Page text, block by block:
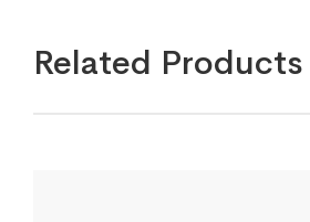
Related Products